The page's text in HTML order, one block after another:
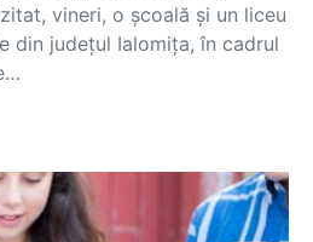
vineri, o școală și un liceu
din județul Ialomița, în cadrul